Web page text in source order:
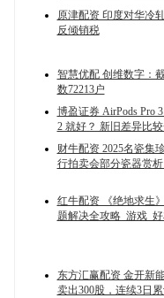
原津配资 印度对华冷
反倾销税
智慧优配 创维数字：
数72213户
博盈证券 AirPods Pro
2 就好？ 新旧差异比
财牛配资 2025名瓷集
行拍卖会部分瓷器赏
红牛配资 《绝地求生
题解决全攻略_游戏_好
东方汇赢配资 金开新
卖出300股，连续3日